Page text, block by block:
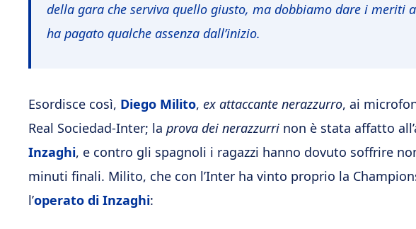
della gara che serviva quello giusto, ma dobbiamo dare i meriti
ha pagato qualche assenza dall’inizio.
Esordisce così, Diego Milito, ex attaccante nerazzurro, ai
Real Sociedad-Inter; la prova dei nerazzurri non è stata affatto
Inzaghi, e contro gli spagnoli i ragazzi hanno dovuto soffrire
minuti finali. Milito, che con l’Inter ha vinto proprio la
l’operato di Inzaghi: